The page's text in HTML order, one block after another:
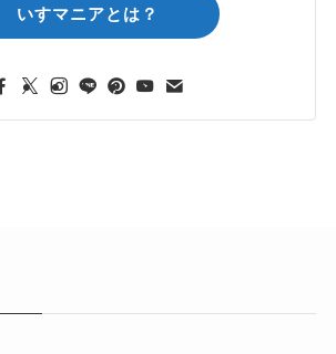
いすマニアとは？